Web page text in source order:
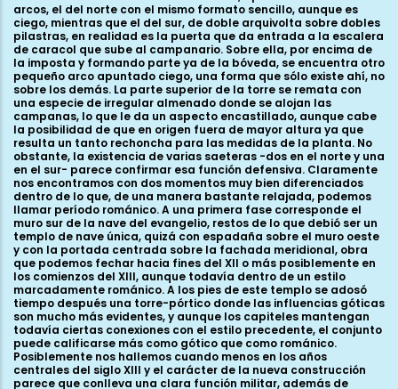
arcos, el del norte con el mismo formato sencillo, aunque es
ciego, mientras que el del sur, de doble arquivolta sobre dobles
pilastras, en realidad es la puerta que da entrada a la escalera
de caracol que sube al campanario. Sobre ella, por encima de
la imposta y formando parte ya de la bóveda, se encuentra otro
pequeño arco apuntado ciego, una forma que sólo existe ahí, no
sobre los demás. La parte superior de la torre se remata con
una especie de irregular almenado donde se alojan las
campanas, lo que le da un aspecto encastillado, aunque cabe
la posibilidad de que en origen fuera de mayor altura ya que
resulta un tanto rechoncha para las medidas de la planta. No
obstante, la existencia de varias saeteras -dos en el norte y una
en el sur- parece confirmar esa función defensiva. Claramente
nos encontramos con dos momentos muy bien diferenciados
dentro de lo que, de una manera bastante relajada, podemos
llamar período románico. A una primera fase corresponde el
muro sur de la nave del evangelio, restos de lo que debió ser un
templo de nave única, quizá con espadaña sobre el muro oeste
y con la portada centrada sobre la fachada meridional, obra
que podemos fechar hacia fines del XII o más posiblemente en
los comienzos del XIII, aunque todavía dentro de un estilo
marcadamente románico. A los pies de este templo se adosó
tiempo después una torre-pórtico donde las influencias góticas
son mucho más evidentes, y aunque los capiteles mantengan
todavía ciertas conexiones con el estilo precedente, el conjunto
puede calificarse más como gótico que como románico.
Posiblemente nos hallemos cuando menos en los años
centrales del siglo XIII y el carácter de la nueva construcción
parece que conlleva una clara función militar, además de